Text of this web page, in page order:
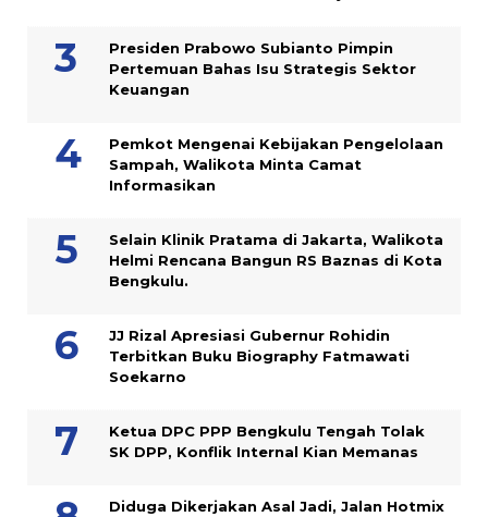
Presiden Prabowo Subianto Pimpin
Pertemuan Bahas Isu Strategis Sektor
Keuangan
Pemkot Mengenai Kebijakan Pengelolaan
Sampah, Walikota Minta Camat
Informasikan
Selain Klinik Pratama di Jakarta, Walikota
Helmi Rencana Bangun RS Baznas di Kota
Bengkulu.
JJ Rizal Apresiasi Gubernur Rohidin
Terbitkan Buku Biography Fatmawati
Soekarno
Ketua DPC PPP Bengkulu Tengah Tolak
SK DPP, Konflik Internal Kian Memanas
Diduga Dikerjakan Asal Jadi, Jalan Hotmix